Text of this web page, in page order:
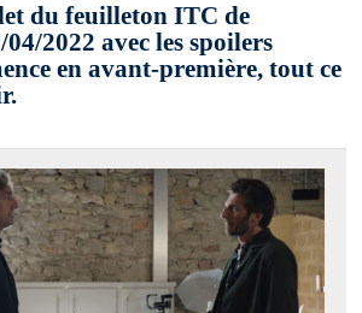
du feuilleton ITC de
04/2022 avec les spoilers
en avant-première, tout ce